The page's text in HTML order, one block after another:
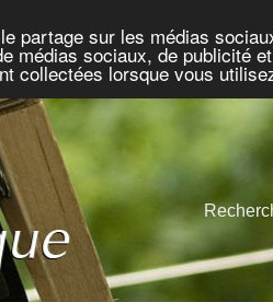
partage sur les médias
médias sociaux, de publicité
collectées lorsque vous